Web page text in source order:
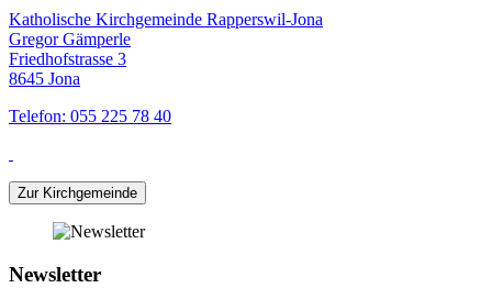
Katholische Kirchgemeinde Rapperswil-Jona
Gregor Gämperle
Friedhofstrasse 3
8645 Jona
Telefon: 055 225 78 40
Zur Kirchgemeinde
Newsletter